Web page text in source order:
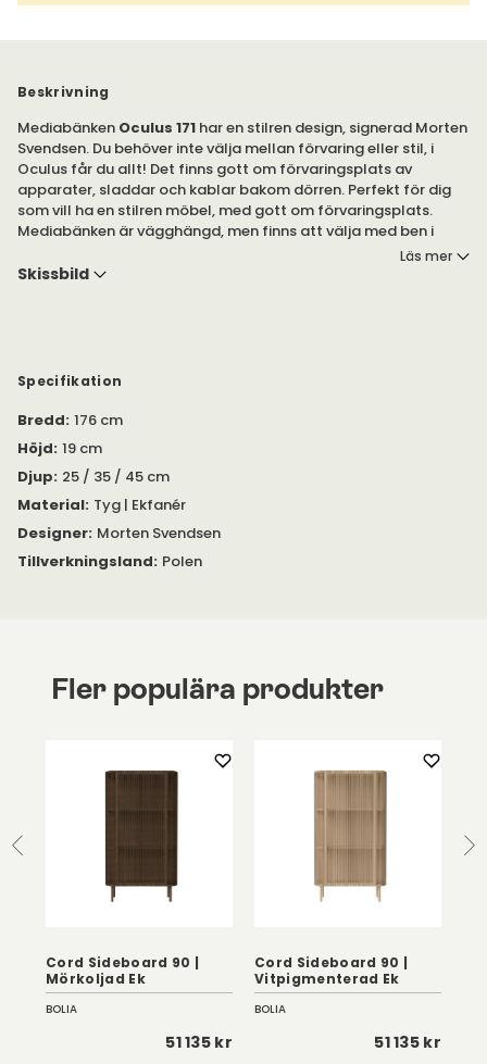
Beskrivning
Mediabänken Oculus 171 har en stilren design, signerad Morten
Svendsen. Du behöver inte välja mellan förvaring eller stil, i
Oculus får du allt! Det finns gott om förvaringsplats av
apparater, sladdar och kablar bakom dörren. Perfekt för dig
som vill ha en stilren möbel, med gott om förvaringsplats.
Mediabänken är vägghängd, men finns att välja med ben i
Mediabänken är tillverkad av fanér i ek. Dörren är tillverkad av
signaler från fjärrkontroller kan ta sig in. Du öppnar dörren
genom att röra den lätt. Det finns en öppning för kablar på
baksidan av bänken, som är möjlig att ta av vid önskemål.
Mediabänken är vägghängd, med tillhörande väggfäste. Du
kan välja till ben i olika material, under tillval. Observera att
dessa säljs separat.
Läs mer
Skissbild
Specifikation
Bredd: 176 cm
Höjd: 19 cm
Djup: 25 / 35 / 45 cm
Material: Tyg | Ekfanér
Designer: Morten Svendsen
Tillverkningsland: Polen
Fler populära produkter
Cord Sideboard 90 |
Mörkoljad Ek
BOLIA
51 135 kr
Cord Sideboard 90 |
Vitpigmenterad Ek
BOLIA
51 135 kr